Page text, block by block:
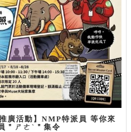
廣活動】NMP特派員 等你來
＂ㄕㄜˋ＂集令